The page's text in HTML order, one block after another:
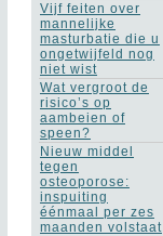
Vijf feiten over
mannelijke
masturbatie die u
ongetwijfeld nog
niet wist
Wat vergroot de
risico’s op
aambeien of
speen?
Nieuw middel
tegen
osteoporose:
inspuiting
éénmaal per zes
maanden volstaat